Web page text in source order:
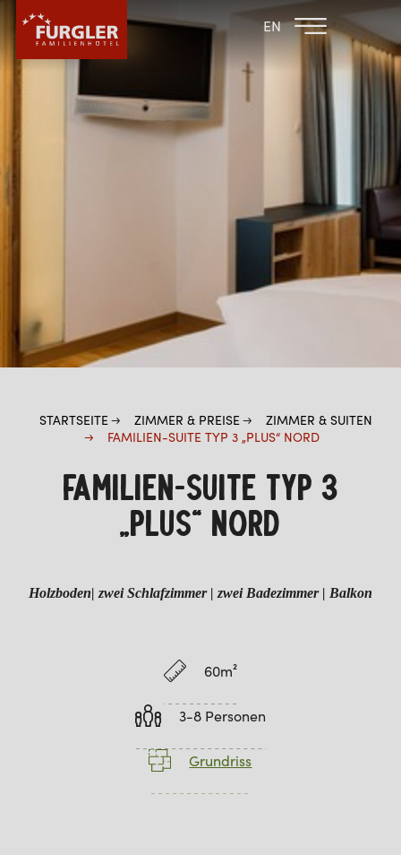
EN
ZURÜCK ZU DEN
FAMILIENHOTELS
FAMILIENHOTEL
HOTEL
ZIMMER & PREISE
STARTSEITE ZIMMER & PREISE
ZIMMER & SUITEN
FAMILIEN-SUITE TYP 3 „PLUS“ NORD
FAMILIEN-SUITE TYP 3
„PLUS“ NORD
Holzboden| zwei Schlafzimmer | zwei Badezimmer | Balkon
60m²
3-8 Personen
Grundriss